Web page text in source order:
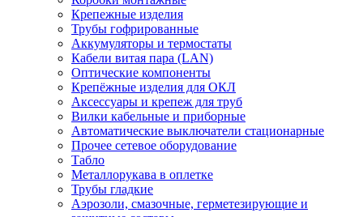
Крепежные изделия
Трубы гофрированные
Аккумуляторы и термостаты
Кабели витая пара (LAN)
Оптические компоненты
Крепёжные изделия для ОКЛ
Аксессуары и крепеж для труб
Вилки кабельные и приборные
Автоматические выключатели стационарные
Прочее сетевое оборудование
Табло
Металлорукава в оплетке
Трубы гладкие
Аэрозоли, смазочные, герметезирующие и